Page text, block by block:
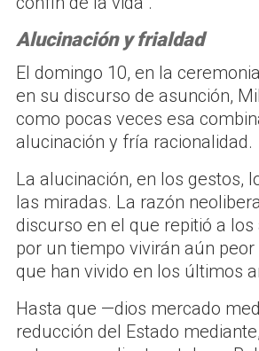
Alucinación y frialdad
El domingo 10, en la
en su discurso de asunción,
como pocas veces esa
alucinación y fría racionalidad.
La alucinación, en los gestos,
las miradas. La razón
discurso en el que repitió a
por un tiempo vivirán aún
que han vivido en los últimos
Hasta que —dios mercado
reducción del Estado